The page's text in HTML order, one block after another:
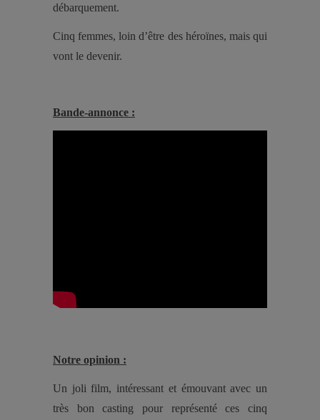
débarquement.
Cinq femmes, loin d’être des héroïnes, mais qui
vont le devenir.
Bande-annonce :
Notre opinion :
Un joli film, intéressant et émouvant avec un
très bon casting pour représenté ces cinq